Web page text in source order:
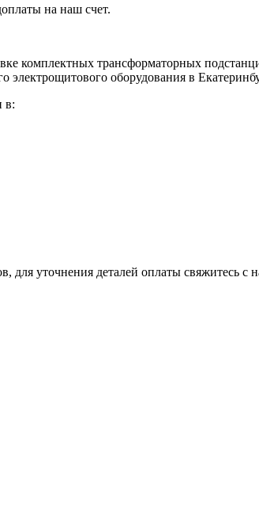
на наш счет.
комплектных трансформаторных
электрощитового оборудования в
в:
для уточнения деталей оплаты свяжитесь с